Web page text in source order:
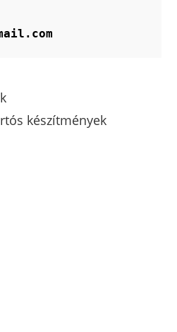
készítmények